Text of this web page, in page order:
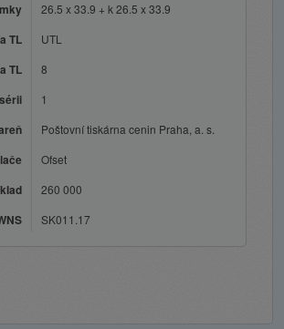
26.5 x 33.9 + k 26.5 x 33.9
TL UTL
TL 8
1
Poštovní tiskárna cenin Praha, a. s.
Ofset
260 000
SK011.17